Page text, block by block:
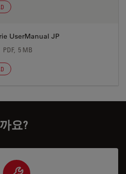
UserManual JP
PDF, 5 MB
요?